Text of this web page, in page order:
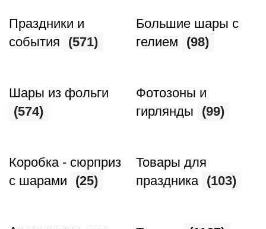
Праздники и
события
(571)
Большие шары с
гелием
(98)
Шары из фольги
(574)
Фотозоны и
гирлянды
(99)
Коробка - сюрприз
с шарами
(25)
Товары для
праздника (103)